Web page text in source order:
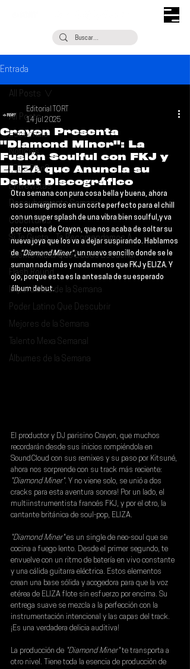
Entrada
All Posts
Escúchalo
Noticias
¿Qué Plan?
Entrevistas
Descubrimiento Semanal
Coberturas
Si Te Gusta... Te Recomendamos A...
Talento Mexa Que Debes Escuchar
Flash Round
Imperdibles de la Semana
Poder Latino Que Descubrir
Mejores de la Semana
Talento Mexa Semanal
Álbumes de la Semana
All Posts
Crayon Presenta
"Diamond Miner": La
Fusión Soulful con FKJ y
ELIZA que Anuncia su
Debut Discográfico
Editorial TORT
14 jul 2025
Otra semana con pura cosa bella y buena, ahora
nos sumergimos en un corte perfecto para el chill
con un super splash de una vibra bien soulful,y va
por cuenta de Crayon, que nos acaba de soltar su
nueva joya que los va a dejar suspirando. Hablamos
de "Diamond Miner", un nuevo sencillo donde se le
suman nada más y nada menos que FKJ y ELIZA. Y
ojo, porque esta es la antesala de su esperado
álbum debut.
El productor y DJ parisino Crayon, que muchos
recordarán desde sus inicios rompiéndola en
SoundCloud con sus remixes y su paso por Kitsuné,
ahora nos sorprende con su track más reciente:
"Diamond Miner". Y no viene solo, se unió a dos
cracks para esta aventura sonora! Por un lado, el
multiinstrumentista francés FKJ, y por el otro, la
cantante británica de soul-pop, ELIZA.
"Diamond Miner" es un single de neo-soul que se
cocina a fuego lento. Desde el primer segundo, te
envuelve con un ritmo de batería en vivo constante
y una cálida guitarra eléctrica. Estos elementos
crean una base sólida y acogedora para que la voz
etérea de ELIZA flote sin esfuerzo por encima. Su
entrega suave se mezcla a la perfección con la
instrumentación intencional y las capas del track.
¡Es una verdadera delicia auditiva!
La producción de "Diamond Miner" te transporta a
otro nivel. Tiene toda la esencia de producción de